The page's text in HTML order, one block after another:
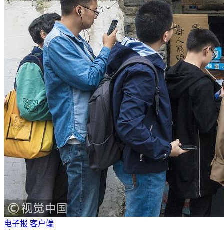
电子报 客户端